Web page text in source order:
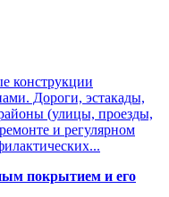
конструкции
Дороги, эстакады,
(улицы, проезды,
и регулярном
покрытием и его